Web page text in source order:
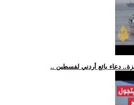
دعاء بائع أردني لفسطين